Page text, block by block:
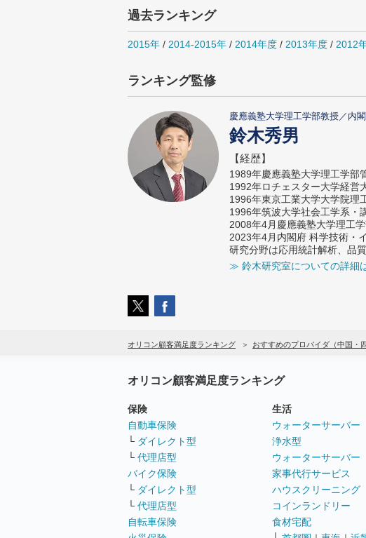
過去ランキング
2015年 / 2014-2015年 / 2014年度 / 2013年度 / 2012
ランキング監修
慶應義塾大学理工学部教授／内
鈴木秀男
【経歴】
1989年慶應義塾大学理工学部
1992年ロチェスター大学経営
1996年東京工業大学大学院理
1996年筑波大学社会工学系・
2008年4月慶應義塾大学理工
2023年4月内閣府 科学技術・
研究分野は応用統計解析、品
≫ 鈴木研究室についての詳細
オリコン顧客満足度ランキング おすすめのプロバイダ（中国・
オリコン顧客満足度ランキング
保険
自動車保険
└ ダイレクト型
└ 代理店型
バイク保険
└ ダイレクト型
└ 代理店型
自転車保険
生活
ウォーターサーバー
浄水型
ウォーターサーバー
家事代行サービス
ハウスクリーニング
コインランドリー
食材宅配